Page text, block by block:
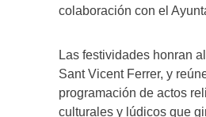
colaboración con el
Las festividades honran
Sant Vicent Ferrer, y
programación de actos
culturales y lúdicos que